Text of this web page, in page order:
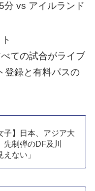
分 vs アイルランド
ての試合がライブ
登録と有料パスの
子】日本、アジア大
先制弾のDF及川
えない」